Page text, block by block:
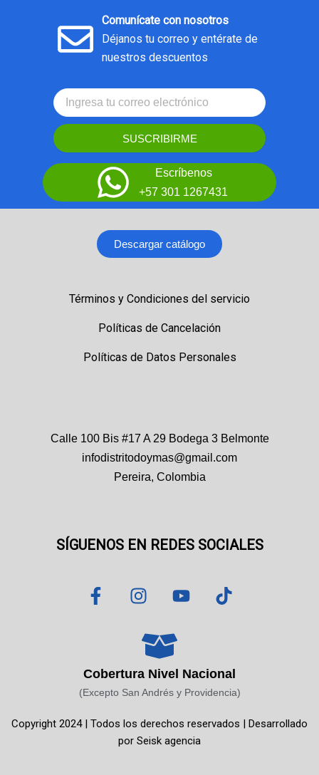
Comunícate con nosotros
Déjanos tu correo y entérate de
nuestros descuentos
SUSCRIBIRME
Escríbenos
+57 301 1267431
Descargar catálogo
Términos y Condiciones del servicio
Políticas de Cancelación
Políticas de Datos Personales
Calle 100 Bis #17 A 29 Bodega 3 Belmonte
infodistritodoymas@gmail.com
Pereira, Colombia
SÍGUENOS EN REDES SOCIALES
F
a
o
o
-
I
n
t
a
g
r
m
Y
o
b
e
T
i
k
Cobertura Nivel Nacional
(Excepto San Andrés y Providencia)
Copyright 2024 | Todos los derechos reservados | Desarrollado
por Seisk agencia